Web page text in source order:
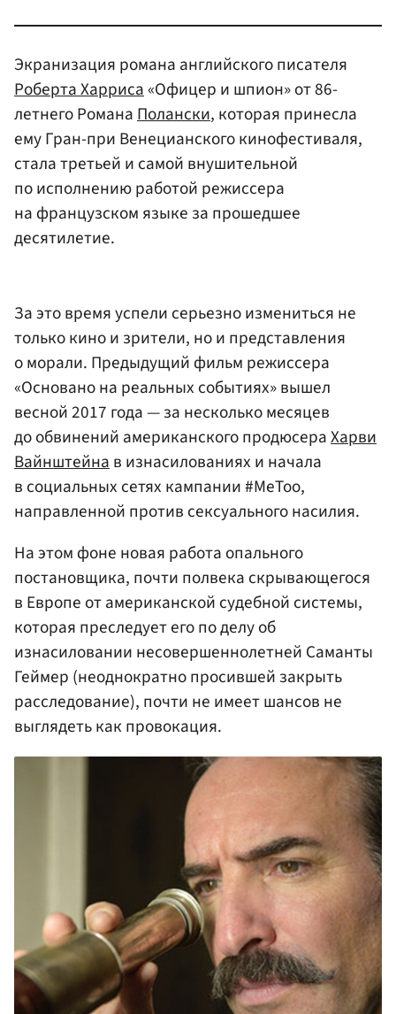
Экранизация романа английского писателя
Роберта Харриса«Офицер и шпион» от 86-
летнего РоманаПолански, которая принесла
ему Гран-при Венецианского кинофестиваля,
стала третьей и самой внушительной
по исполнению работой режиссера
на французском языке за прошедшее
десятилетие.
За это время успели серьезно измениться не
только кино и зрители, но и представления
о морали. Предыдущий фильм режиссера
«Основано на реальных событиях» вышел
весной 2017 года — за несколько месяцев
до обвинений американского продюсераХарви
Вайнштейнав изнасилованиях и начала
в социальных сетях кампании #MeToo,
направленной против сексуального насилия.
На этом фоне новая работа опального
постановщика, почти полвека скрывающегося
в Европе от американской судебной системы,
которая преследует его по делу об
изнасиловании несовершеннолетней Саманты
Геймер (неоднократно просившей закрыть
расследование), почти не имеет шансов не
выглядеть как провокация.